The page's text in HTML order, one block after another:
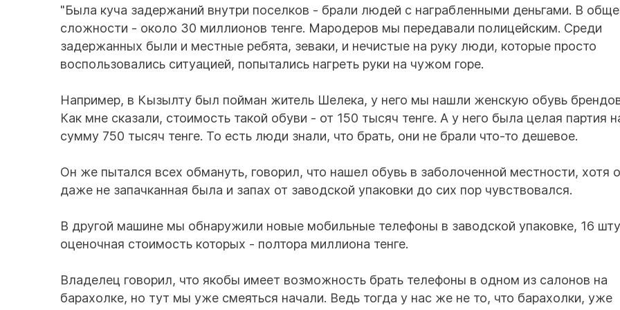
"Была куча задержаний внутри поселков - брали людей с награбленными деньгами. В
сложности - около 30 миллионов тенге. Мародеров мы передавали полицейским. Среди
задержанных были и местные ребята, зеваки, и нечистые на руку люди, которые просто
воспользовались ситуацией, попытались нагреть руки на чужом горе.
Например, в Кызылту был пойман житель Шелека, у него мы нашли женскую обувь
Как мне сказали, стоимость такой обуви - от 150 тысяч тенге. А у него была целая партия
сумму 750 тысяч тенге. То есть люди знали, что брать, они не брали что-то дешевое.
Он же пытался всех обмануть, говорил, что нашел обувь в заболоченной местности, хотя
даже не запачканная была и запах от заводской упаковки до сих пор чувствовался.
В другой машине мы обнаружили новые мобильные телефоны в заводской упаковке, 16
оценочная стоимость которых - полтора миллиона тенге.
Владелец говорил, что якобы имеет возможность брать телефоны в одном из салонов на
барахолке, но тут мы уже смеяться начали. Ведь тогда у нас же не то, что барахолки, уже